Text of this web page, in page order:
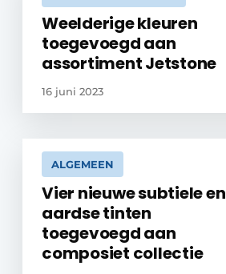
Weelderige kleuren
toegevoegd aan
assortiment Jetstone
16 juni 2023
ALGEMEEN
Vier nieuwe subtiele en
aardse tinten
toegevoegd aan
composiet collectie